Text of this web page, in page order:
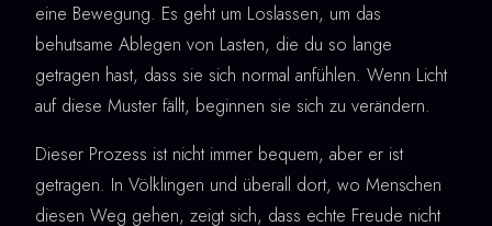
eine Bewegung. Es geht um Loslassen, um das
behutsame Ablegen von Lasten, die du so lange
getragen hast, dass sie sich normal anfühlen. Wenn Licht
auf diese Muster fällt, beginnen sie sich zu verändern.
Dieser Prozess ist nicht immer bequem, aber er ist
getragen. In Völklingen und überall dort, wo Menschen
diesen Weg gehen, zeigt sich, dass echte Freude nicht